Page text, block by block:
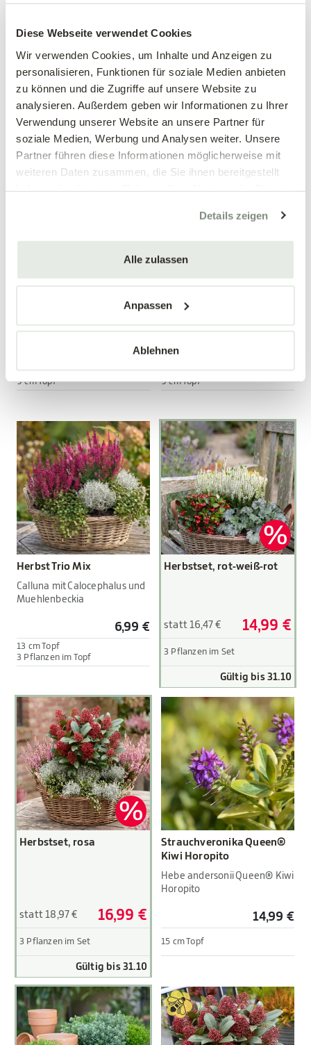
Diese Webseite verwendet Cookies
Wir verwenden Cookies, um Inhalte und Anzeigen zu
personalisieren, Funktionen für soziale Medien anbieten
zu können und die Zugriffe auf unsere Website zu
analysieren. Außerdem geben wir Informationen zu Ihrer
Verwendung unserer Website an unsere Partner für
soziale Medien, Werbung und Analysen weiter. Unsere
Partner führen diese Informationen möglicherweise mit
weiteren Daten zusammen, die Sie ihnen bereitgestellt
Details zeigen
Alle zulassen
Anpassen
Ablehnen
Stiefmütterchen, weiß
3,89 €
3 Stück/Packung
9 cm Topf
Stiefmütterchen, weinrot
3,89 €
3 Stück/Packung
9 cm Topf
Großblumiges
Stiefmütterchen, blau
Viola wittrockiana Hybriden
3,89 €
3 Stück/Packung
9 cm Topf
Mengen-
Großblumiges
Stiefmütterchen, gelb
Viola wittrockiana Hybriden
3 Stück/Packung
9 cm Topf
Herbst Trio Mix
Calluna mit Calocephalus und
Muehlenbeckia
6,99 €
13 cm Topf
3 Pflanzen im Topf
Herbstset, rot-weiß-rot
statt 16,47 € 14,99 €
3 Pflanzen im Set
Gültig bis 31.10
Herbstset, rosa
statt 18,97 € 16,99 €
3 Pflanzen im Set
Gültig bis 31.10
Strauchveronika Queen®
Kiwi Horopito
Hebe andersonii Queen® Kiwi
Horopito
14,99 €
15 cm Topf